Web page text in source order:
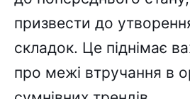
призвести до
складок. Це піднімає
про межі втручання в